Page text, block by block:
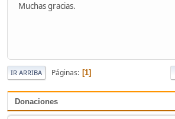
Donaciones
Muchas gracias.
IR ARRIBA Páginas 1